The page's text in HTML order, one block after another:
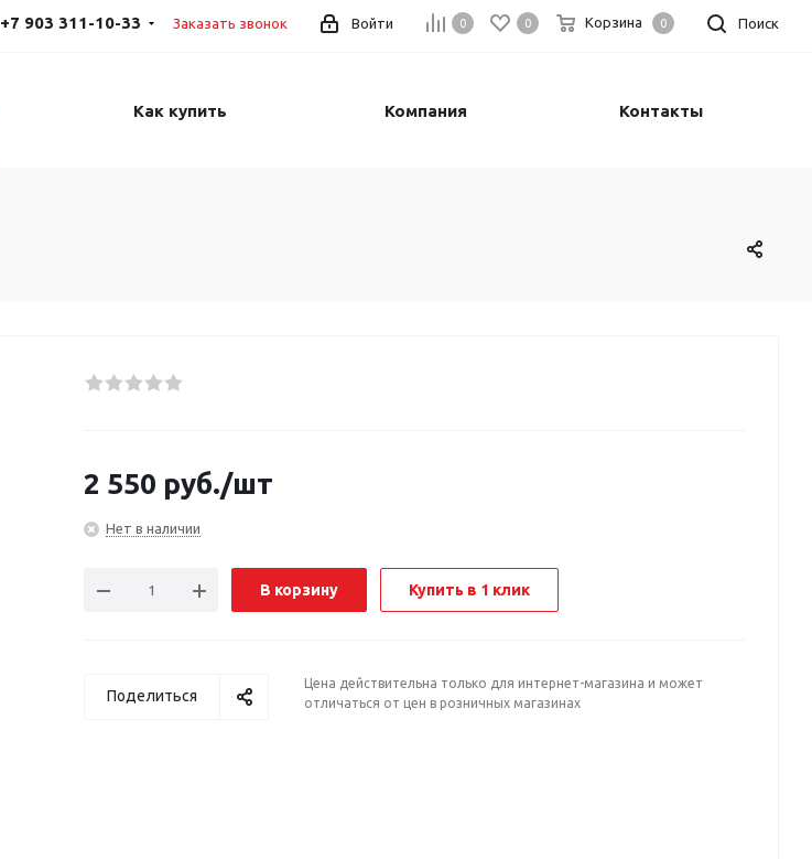
Поиск
0 0 Корзина 0
Войти
+7 903 311-10-33 Заказать звонок
Как купить Компания Контакты
2 550 руб./шт
Нет в наличии
В корзину Купить в 1 клик
Поделиться
Цена действительна только для интернет-магазина и может
отличаться от цен в розничных магазинах